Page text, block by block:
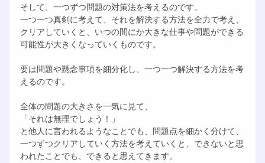
そして、一つずつ問題の対策法を考えるのです。
一つ一つ真剣に考えて、それを解決する方法を全力で考え、
クリアしていくと、いつの間にか大きな仕事や問題ができる
可能性が大きくなっていくものです。
要は問題や懸念事項を細分化し、一つ一つ解決する方法を考
えるのです。
全体の問題の大きさを一気に見て、
「それは無理でしょう！」
と他人に言われるようなことでも、問題点を細かく分けて、
一つずつクリアしていく方法を考えていくと、できないと思
われたことでも、できると思えてきます。